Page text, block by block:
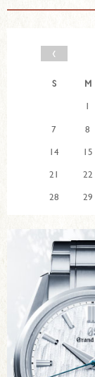
‹
S M
1
7
8
14
15
21
22
28
29